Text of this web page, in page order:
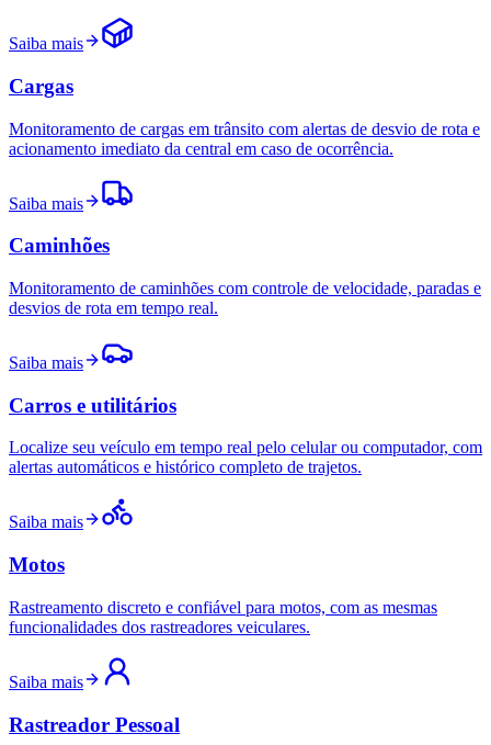
Saiba mais
Cargas
Monitoramento de cargas em trânsito com alertas de desvio de rota e
acionamento imediato da central em caso de ocorrência.
Saiba mais
Caminhões
Monitoramento de caminhões com controle de velocidade, paradas e
desvios de rota em tempo real.
Saiba mais
Carros e utilitários
Localize seu veículo em tempo real pelo celular ou computador, com
alertas automáticos e histórico completo de trajetos.
Saiba mais
Motos
Rastreamento discreto e confiável para motos, com as mesmas
funcionalidades dos rastreadores veiculares.
Saiba mais
Rastreador Pessoal